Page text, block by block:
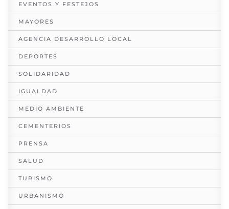
EVENTOS Y FESTEJOS
MAYORES
AGENCIA DESARROLLO LOCAL
DEPORTES
SOLIDARIDAD
IGUALDAD
MEDIO AMBIENTE
CEMENTERIOS
PRENSA
SALUD
TURISMO
URBANISMO